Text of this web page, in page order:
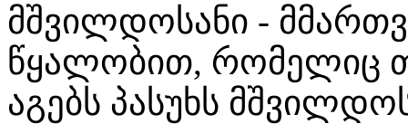
მშვილდოსანი -
წყალობით, რომელიც
აგებს პასუხს